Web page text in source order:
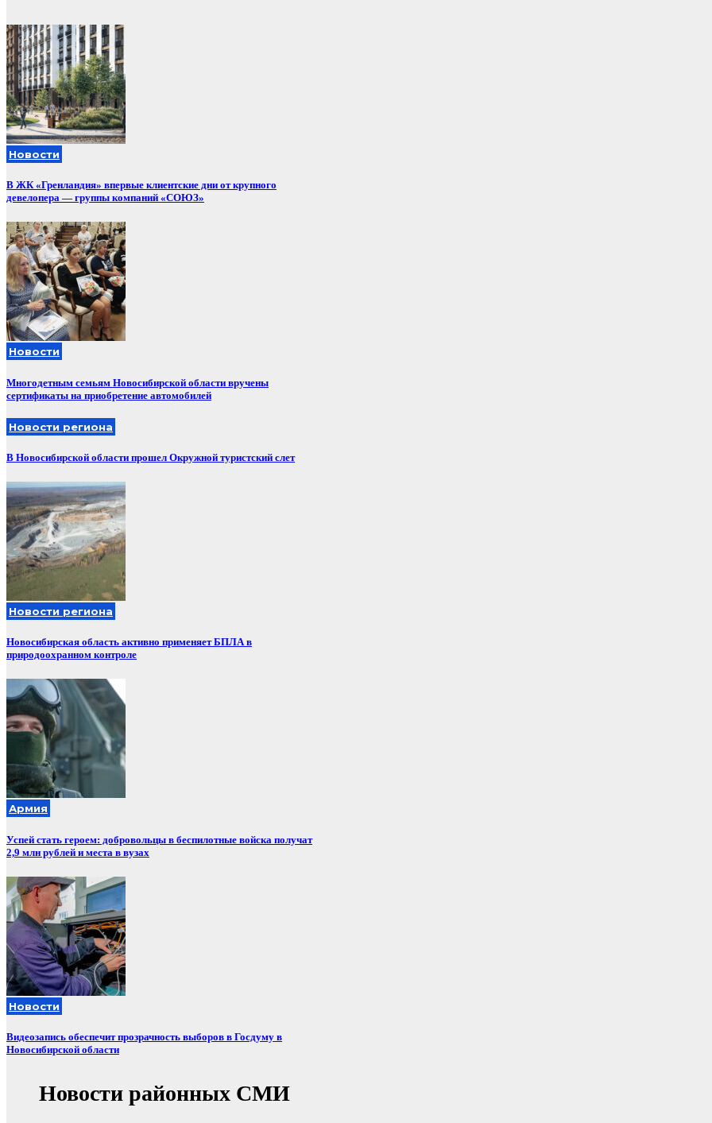
Новости
В ЖК «Гренландия» впервые клиентские дни от крупного
девелопера — группы компаний «СОЮЗ»
Новости
Многодетным семьям Новосибирской области вручены
сертификаты на приобретение автомобилей
Новости региона
В Новосибирской области прошел Окружной туристский слет
Новости региона
Новосибирская область активно применяет БПЛА в
природоохранном контроле
Армия
Успей стать героем: добровольцы в беспилотные войска получат
2,9 млн рублей и места в вузах
Новости
Видеозапись обеспечит прозрачность выборов в Госдуму в
Новосибирской области